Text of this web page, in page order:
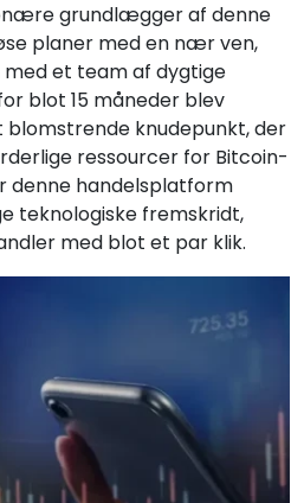
grundlægger af denne
planer med en nær ven,
et team af dygtige
blot 15 måneder blev
knudepunkt, der
ressourcer for Bitcoin-
denne handelsplatform
teknologiske fremskridt,
med blot et par klik.